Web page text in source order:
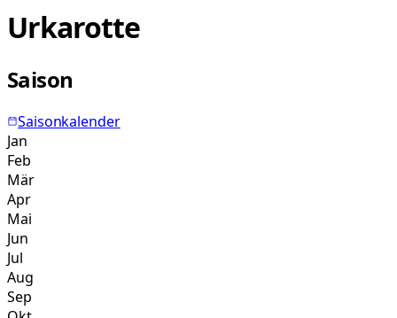
Urkarotte
Saison
Saisonkalender
Jan
Feb
Mär
Apr
Mai
Jun
Jul
Aug
Sep